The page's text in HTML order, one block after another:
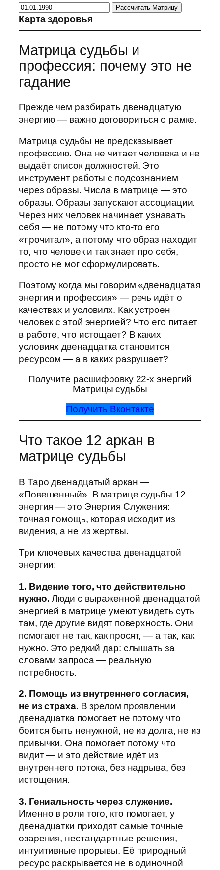
Рассчитать Матрицу
Карта здоровья
Матрица судьбы и
профессия: почему это не
гадание
Прежде чем разбирать двенадцатую
энергию — важно договориться о рамке.
Матрица судьбы не предсказывает
профессию. Она не читает человека и не
выдаёт список должностей. Это
инструмент работы с подсознанием
через образы. Числа в матрице — это
образы. Образы запускают ассоциации.
Через них человек начинает узнавать
себя — не потому что кто-то его
«прочитал», а потому что образ находит
то, что человек и так знает про себя,
просто не мог сформулировать.
Поэтому когда мы говорим «двенадцатая
энергия и профессия» — речь идёт о
качествах и условиях. Как устроен
человек с этой энергией? Что его питает
в работе, что истощает? В каких
условиях двенадцатка становится
ресурсом — а в каких разрушает?
Получите расшифровку 22-х энергий
Матрицы судьбы
Получить Вконтакте
Что такое 12 аркан в
матрице судьбы
В Таро двенадцатый аркан —
«Повешенный». В матрице судьбы 12
энергия — это Энергия Служения:
точная помощь, которая исходит из
видения, а не из жертвы.
Три ключевых качества двенадцатой
энергии:
1. Видение того, что действительно
нужно. Люди с выраженной двенадцатой
энергией в матрице умеют увидеть суть
там, где другие видят поверхность. Они
помогают не так, как просят, — а так, как
нужно. Это редкий дар: слышать за
словами запроса — реальную
потребность.
2. Помощь из внутреннего согласия,
не из страха. В зрелом проявлении
двенадцатка помогает не потому что
боится быть ненужной, не из долга, не из
привычки. Она помогает потому что
видит — и это действие идёт из
внутреннего потока, без надрыва, без
истощения.
3. Гениальность через служение.
Именно в роли того, кто помогает, у
двенадцатки приходят самые точные
озарения, нестандартные решения,
интуитивные прорывы. Её природный
ресурс раскрывается не в одиночной